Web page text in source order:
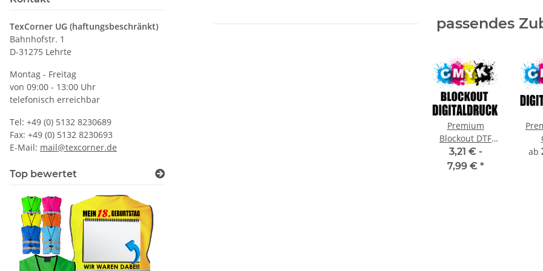
passendes
Premium
Blockout DTF
Digitaldruck
CMYK
3,21 € -
7,99 € *
ab
TexCorner UG (haftungsbeschränkt)
Bahnhofstr. 1
D-31275 Lehrte
Montag - Freitag
von 09:00 - 13:00 Uhr
telefonisch erreichbar
Tel: +49 (0) 5132 8230689
Fax: +49 (0) 5132 8230693
E-Mail: mail@texcorner.de
Top bewertet